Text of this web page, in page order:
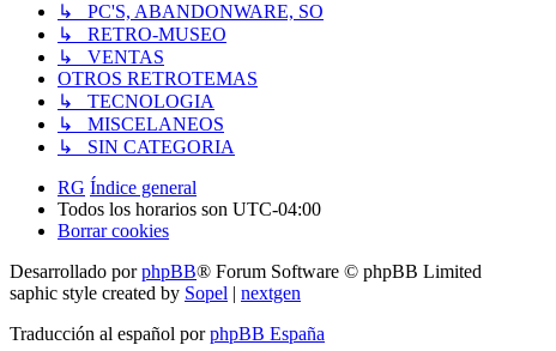
↳ PC'S, ABANDONWARE, SO
↳ RETRO-MUSEO
↳ VENTAS
OTROS RETROTEMAS
↳ TECNOLOGIA
↳ MISCELANEOS
↳ SIN CATEGORIA
RG Índice general
Todos los horarios son UTC-04:00
Borrar cookies
Desarrollado porphpBB® Forum Software © phpBB Limited
saphic style created by Sopel | nextgen
Traducción al español porphpBB España